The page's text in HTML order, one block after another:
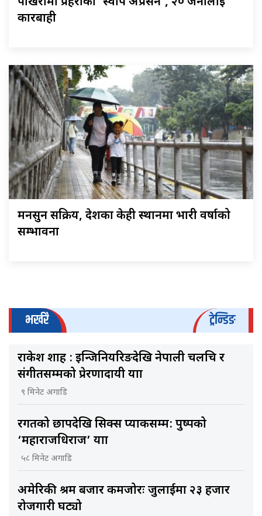
कारबाही
मनसुन सक्रिय, देशका केही स्थानमा भारी वर्षाको
सम्भावना
भर्खरै ट्रेन्डिङ
राकेश शाह : इन्जिनियरिङदेखि नेपाली चलचित्र र
संगीतसम्मको प्रेरणादायी यात्रा
९ मिनेट अगाडि
रगतको छापदेखि सिक्स प्याकसम्म: पुष्पको
‘महाराजधिराज’ यात्रा
५८ मिनेट अगाडि
अमेरिकी श्रम बजार कमजोरः जुलाईमा २३ हजार
रोजगारी घट्यो